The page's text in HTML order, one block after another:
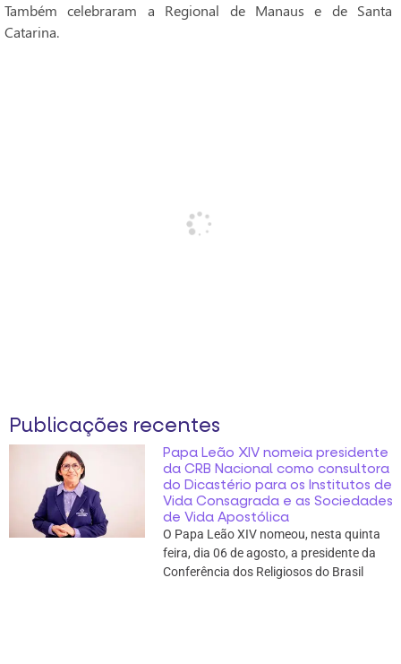
Também celebraram a Regional de Manaus e de Santa
Catarina.
Publicações recentes
Papa Leão XIV nomeia presidente
da CRB Nacional como consultora
do Dicastério para os Institutos de
Vida Consagrada e as Sociedades
de Vida Apostólica
O Papa Leão XIV nomeou, nesta quinta
feira, dia 06 de agosto, a presidente da
Conferência dos Religiosos do Brasil